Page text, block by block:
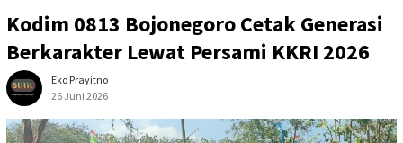
Kodim 0813 Bojonegoro Cetak Generasi
Berkarakter Lewat Persami KKRI 2026
Eko Prayitno
26 Juni 2026